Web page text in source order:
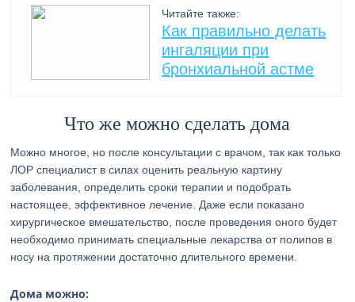
Читайте также:
Как правильно делать
ингаляции при
бронхиальной астме
Что же можно сделать дома
Можно многое, но после консультации с врачом, так как только
ЛОР специалист в силах оценить реальную картину
заболевания, определить сроки терапии и подобрать
настоящее, эффективное лечение. Даже если показано
хирургическое вмешательство, после проведения оного будет
необходимо принимать специальные лекарства от полипов в
носу на протяжении достаточно длительного времени.
Дома можно: